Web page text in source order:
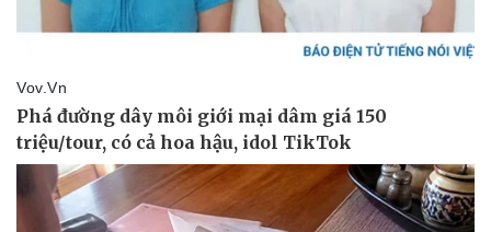
Thông tin doanh nghiệp
Doanh nghiệp 24h
Doanh nhân
Vì cộng đồng
Tin Công nghệ
Trải nghiệm
Chuyển đổi số